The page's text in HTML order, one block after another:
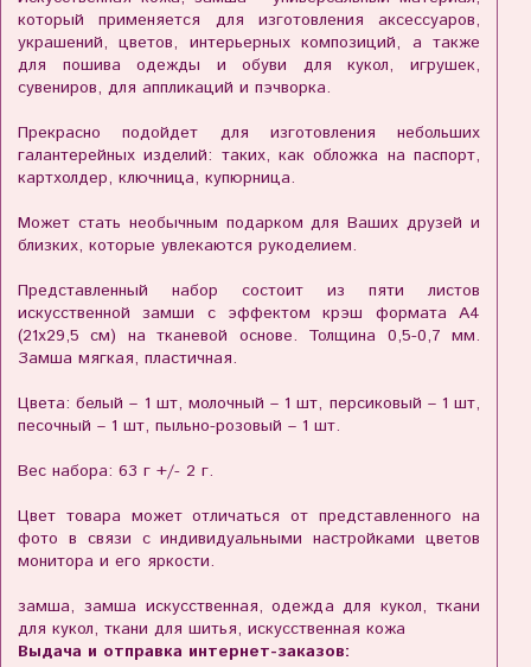
который применяется для изготовления аксессуаров,
украшений, цветов, интерьерных композиций, а также
для пошива одежды и обуви для кукол, игрушек,
сувениров, для аппликаций и пэчворка.
Прекрасно подойдет для изготовления небольших
галантерейных изделий: таких, как обложка на паспорт,
картхолдер, ключница, купюрница.
Может стать необычным подарком для Ваших друзей и
близких, которые увлекаются рукоделием.
Представленный набор состоит из пяти листов
искусственной замши с эффектом крэш формата А4
(21х29,5 см) на тканевой основе. Толщина 0,5-0,7 мм.
Замша мягкая, пластичная.
Цвета: белый – 1 шт, молочный – 1 шт, персиковый – 1 шт,
песочный – 1 шт, пыльно-розовый – 1 шт.
Вес набора: 63 г +/- 2 г.
Цвет товара может отличаться от представленного на
фото в связи с индивидуальными настройками цветов
монитора и его яркости.
замша, замша искусственная, одежда для кукол, ткани
для кукол, ткани для шитья, искусственная кожа
Выдача и отправка интернет-заказов: